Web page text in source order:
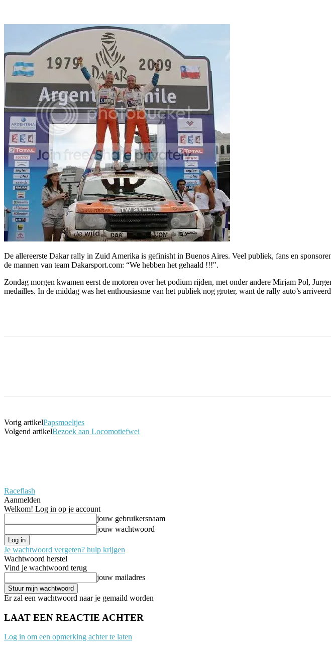
De allereerste Dakar rally in Zuid Amerika is gefinisht in Buenos Aires. Veel publiek, fans en
de mannen van team Dakarsport.com: “We hebben het gehaald !!!".
Zondag morgen kwamen eerst de motoren over het podium rijden, met onder andere Mirjam Pol,
medailles. In de middag was het enthousiasme van het publiek nog groter, want de rally auto’s
Vorig artikelPapsmoeltjes
Volgend artikelBezoek aan Locomotiefwei
Raceflash
Aanmelden
Welkom! Log in op je account
jouw gebruikersnaam
jouw wachtwoord
Je wachtwoord vergeten? hulp krijgen
Wachtwoord herstel
Vind je wachtwoord terug
jouw mailadres
Er zal een wachtwoord naar je gemaild worden
LAAT EEN REACTIE ACHTER
Log in om een opmerking achter te laten